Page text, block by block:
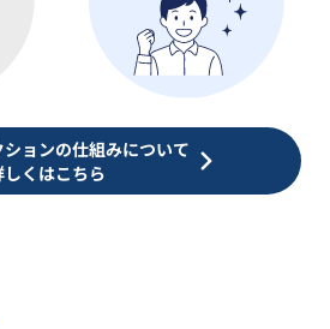
ョンの仕組みについて
しくはこちら